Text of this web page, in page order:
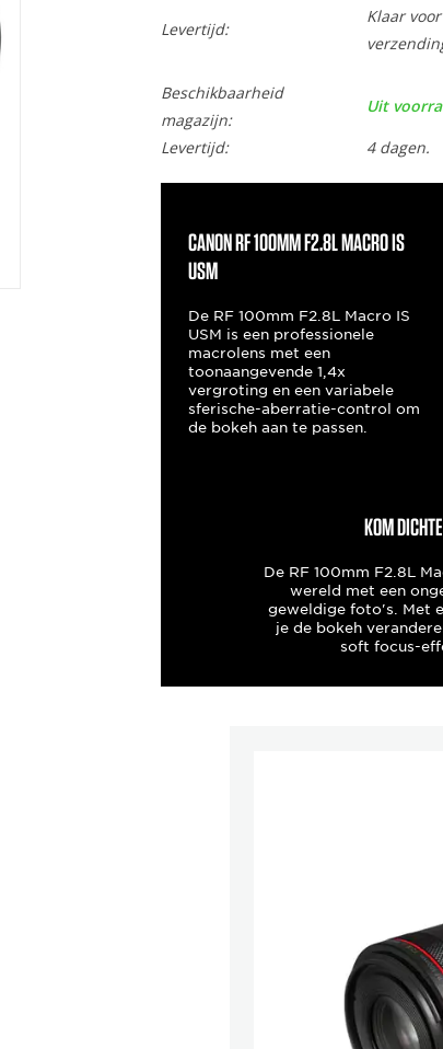
Levertijd:
Klaar
Beschikbaarheid
magazijn:
Uit
Levertijd:
4 dagen.
Canon RF 100mm F2.8L Macro IS
USM
De RF 100mm F2.8L Macro IS
USM is een professionele
macrolens met een
toonaangevende 1,4x
vergroting en een variabele
sferische-aberratie-control om
de bokeh aan te passen.
Kom
De RF 100mm F2.8L
wereld met een
geweldige foto's. Met
je de bokeh
soft focus-